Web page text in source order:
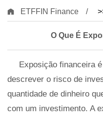
ETFFIN Finance
O Que É
Exposição financeira
descrever o risco de
quantidade de dinheiro
com um investimento. A